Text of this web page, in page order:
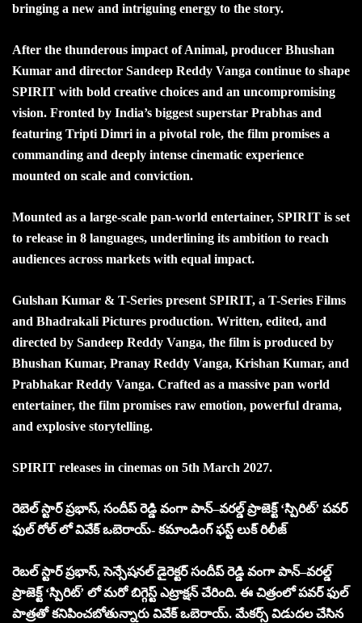
bringing a new and intriguing energy to the story.
After the thunderous impact of Animal, producer Bhushan
Kumar and director Sandeep Reddy Vanga continue to shape
SPIRIT with bold creative choices and an uncompromising
vision. Fronted by India’s biggest superstar Prabhas and
featuring Tripti Dimri in a pivotal role, the film promises a
commanding and deeply intense cinematic experience
mounted on scale and conviction.
Mounted as a large-scale pan-world entertainer, SPIRIT is set
to release in 8 languages, underlining its ambition to reach
audiences across markets with equal impact.
Gulshan Kumar & T-Series present SPIRIT, a T-Series Films
and Bhadrakali Pictures production. Written, edited, and
directed by Sandeep Reddy Vanga, the film is produced by
Bhushan Kumar, Pranay Reddy Vanga, Krishan Kumar, and
Prabhakar Reddy Vanga. Crafted as a massive pan world
entertainer, the film promises raw emotion, powerful drama,
and explosive storytelling.
SPIRIT releases in cinemas on 5th March 2027.
రెబెల్ స్టార్ ప్రభాస్, సందీప్ రెడ్డి వంగా పాన్–వరల్డ్ ప్రాజెక్ట్ ‘స్పిరిట్’ పవర్
ఫుల్ రోల్ లో వివేక్ ఒబెరాయ్- కమాండింగ్ ఫస్ట్ లుక్ రిలీజ్
రెబల్ స్టార్ ప్రభాస్, సెన్సేషనల్ డైరెక్టర్ సందీప్ రెడ్డి వంగా పాన్–వరల్డ్
ప్రాజెక్ట్ ‘స్పిరిట్’ లో మరో బిగ్గెస్ట్ ఎట్రాక్షన్ చేరింది. ఈ చిత్రంలో పవర్ ఫుల్
పాత్రతో కనిపించబోతున్నారు వివేక్ ఒబెరాయ్. మేకర్స్ విడుదల చేసిన